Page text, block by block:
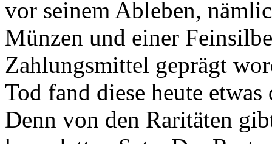
vor seinem Ableben,
Münzen und einer
Zahlungsmittel geprägt
Tod fand diese heute
Denn von den Raritäten